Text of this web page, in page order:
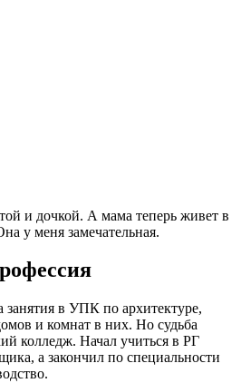
и дочкой. А мама теперь живет в
у меня замечательная.
в УПК по архитектуре,
и комнат в них. Но судьба
колледж. Начал учиться в РГ
а закончил по специальности